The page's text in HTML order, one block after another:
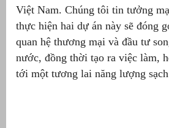
Việt Nam. Chúng tôi tin tưởng
thực hiện hai dự án này sẽ đóng
quan hệ thương mại và đầu tư
nước, đồng thời tạo ra việc làm,
tới một tương lai năng lượng